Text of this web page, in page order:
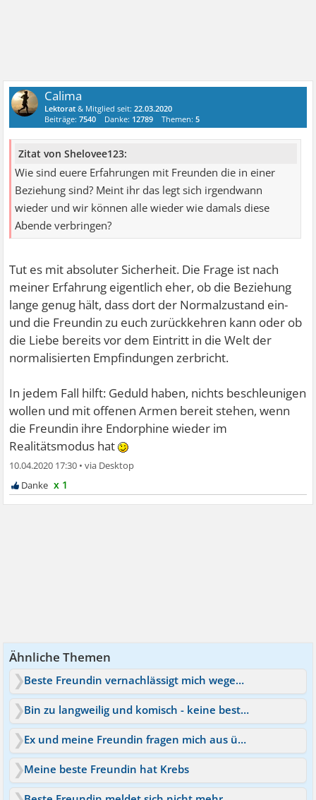
Calima
Lektorat & Mitglied seit:22.03.2020
Beiträge:7540 Danke: 12789 Themen:5
Zitat von Shelovee123:
Wie sind euere Erfahrungen mit Freunden die in einer
Beziehung sind? Meint ihr das legt sich irgendwann
wieder und wir können alle wieder wie damals diese
Abende verbringen?
Tut es mit absoluter Sicherheit. Die Frage ist nach
meiner Erfahrung eigentlich eher, ob die Beziehung
lange genug hält, dass dort der Normalzustand ein-
und die Freundin zu euch zurückkehren kann oder ob
die Liebe bereits vor dem Eintritt in die Welt der
normalisierten Empfindungen zerbricht.
In jedem Fall hilft: Geduld haben, nichts beschleunigen
wollen und mit offenen Armen bereit stehen, wenn
die Freundin ihre Endorphine wieder im
Realitätsmodus hat
10.04.2020 17:30 •
x 1
Ähnliche Themen
Beste Freundin vernachlässigt mich wegen neuem Freund
Bin zu langweilig und komisch - keine beste Freundin mehr
Ex und meine Freundin fragen mich aus über neuen Freund
Meine beste Freundin hat Krebs